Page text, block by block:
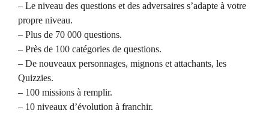
– Le niveau des questions et des adversaires s’adapte à votre
propre niveau.
– Plus de 70 000 questions.
– Près de 100 catégories de questions.
– De nouveaux personnages, mignons et attachants, les
Quizzies.
– 100 missions à remplir.
– 10 niveaux d’évolution à franchir.